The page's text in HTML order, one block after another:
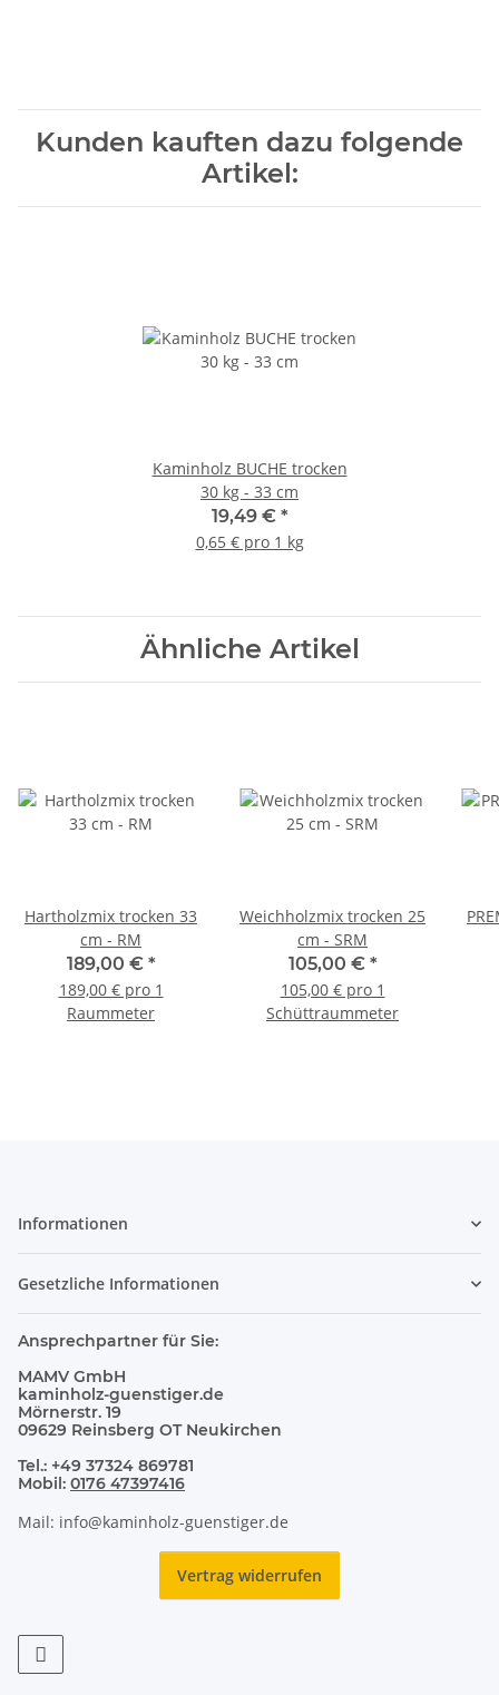
Kunden kauften dazu folgende
Artikel:
Kaminholz BUCHE trocken
30 kg - 33 cm
19,49 € *
0,65 € pro 1 kg
Ähnliche Artikel
Hartholzmix trocken 33
cm - RM
189,00 € *
189,00 € pro 1
Raummeter
Weichholzmix trocken 25
cm - SRM
105,00 € *
105,00 € pro 1
Schüttraummeter
Informationen
Gesetzliche Informationen
Ansprechpartner für Sie:
MAMV GmbH
kaminholz-guenstiger.de
Mörnerstr. 19
09629 Reinsberg OT Neukirchen
Tel.: +49 37324 869781
Mobil: 0176 47397416
Mail: info@kaminholz-guenstiger.de
Vertrag widerrufen